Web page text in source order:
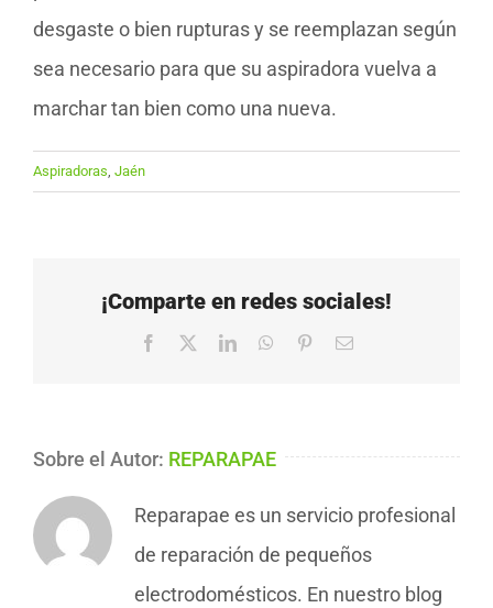
desgaste o bien rupturas y se reemplazan según
sea necesario para que su aspiradora vuelva a
marchar tan bien como una nueva.
Aspiradoras, Jaén
¡Comparte en redes sociales!
Facebook LinkedInWhatsApp
PinterestCorreo
Sobre el Autor: REPARAPAE
Reparapae es un servicio profesional
de reparación de pequeños
electrodomésticos. En nuestro blog